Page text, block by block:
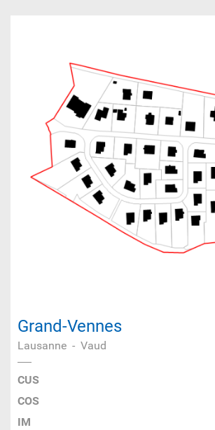
Grand-Vennes
Lausanne - Vaud
CUS
COS
IM